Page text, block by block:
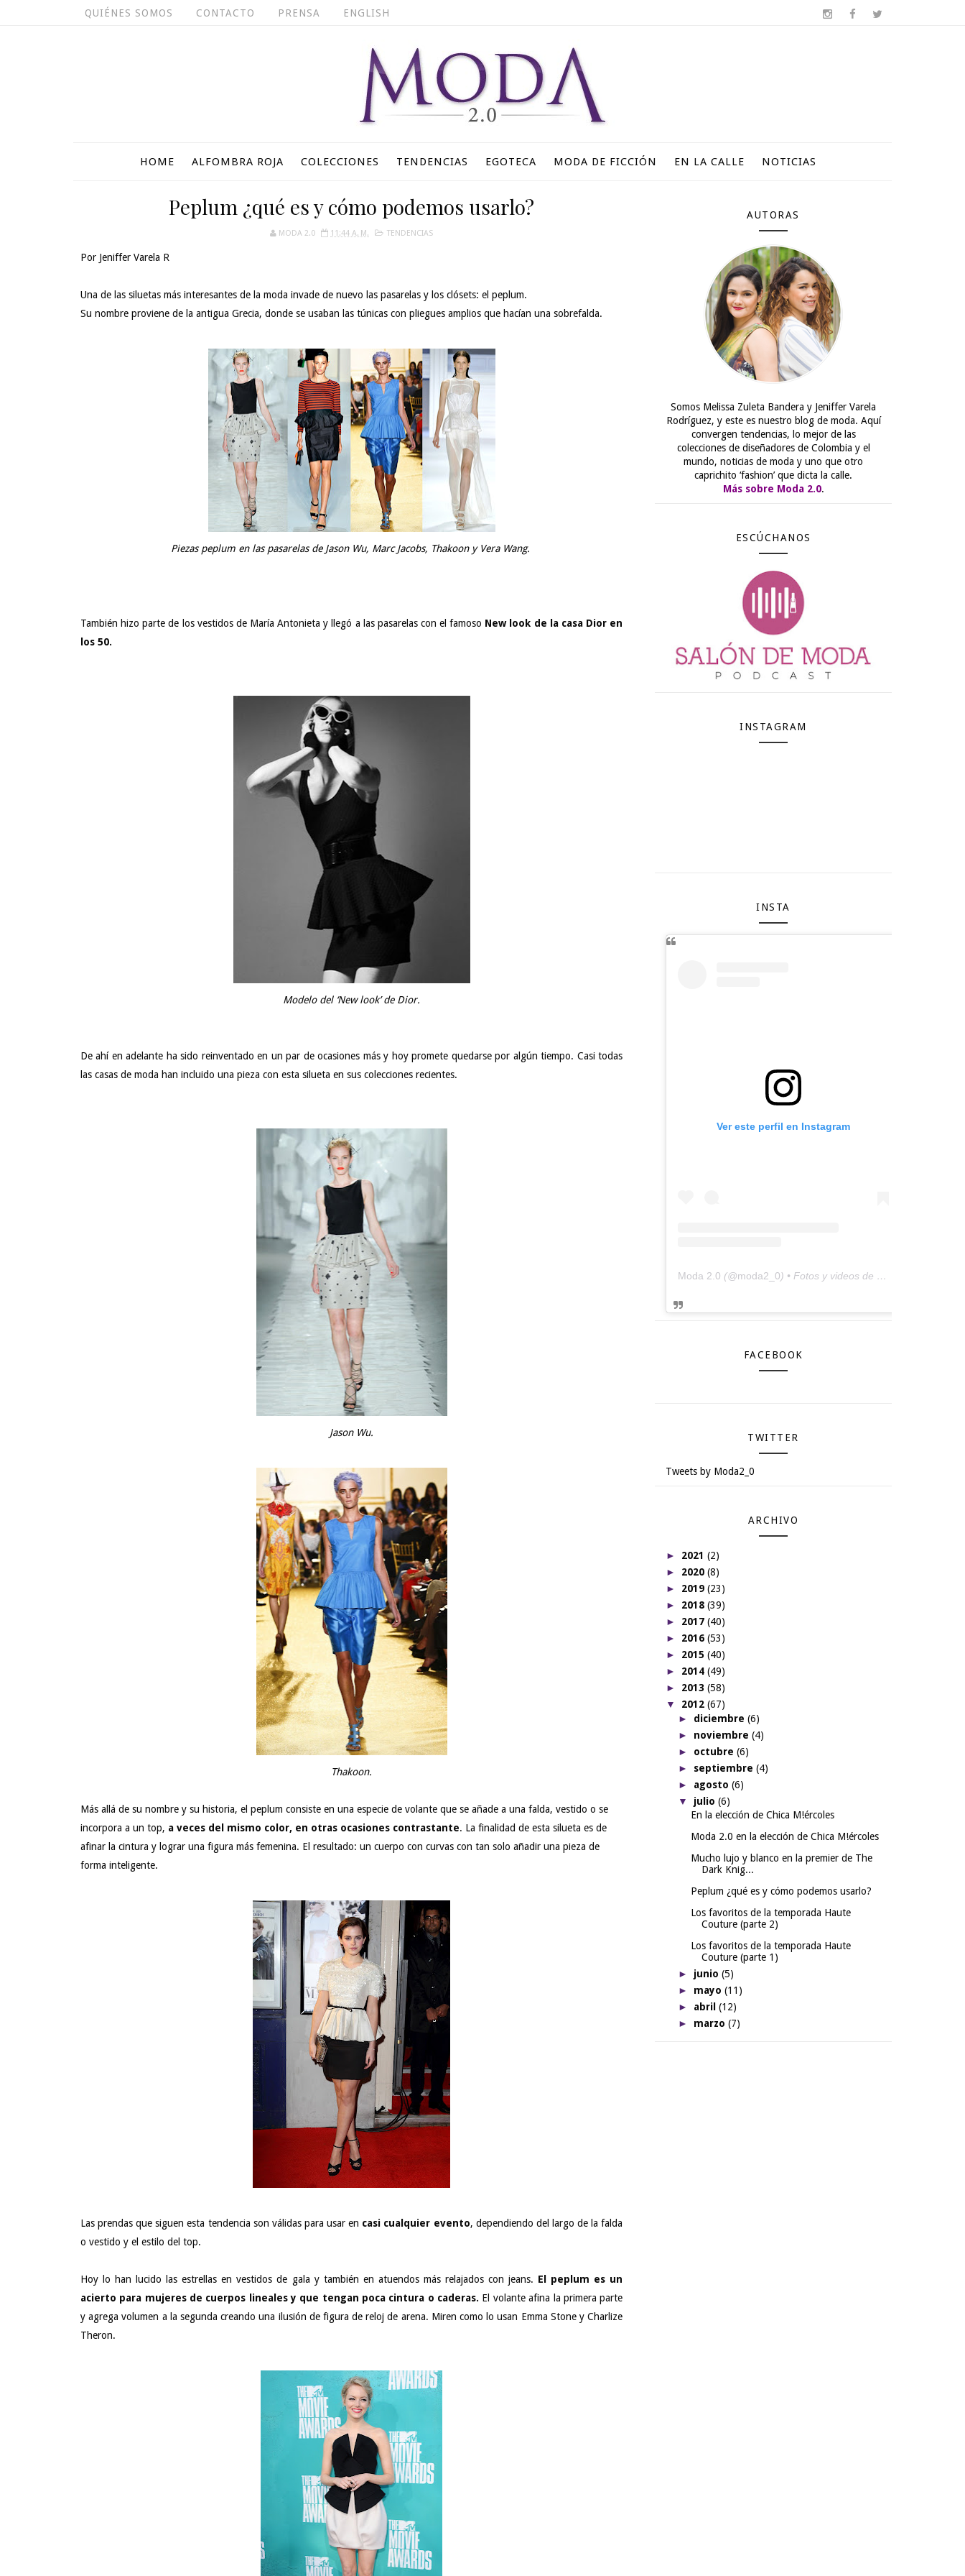
QUIÉNES SOMOS CONTACTO PRENSA ENGLISH
HOME ALFOMBRA ROJA COLECCIONES TENDENCIAS EGOTECA MODA DE FICCIÓN EN LA CALLE NOTICIAS
Peplum ¿qué es y cómo podemos usarlo?
MODA 2.0 11:44 A. M. TENDENCIAS
Por Jeniffer Varela R
Una de las siluetas más interesantes de la moda invade de nuevo las pasarelas y los clósets: el peplum.
Su nombre proviene de la antigua Grecia, donde se usaban las túnicas con pliegues amplios que hacían una sobrefalda.
Piezas peplum en las pasarelas de Jason Wu, Marc Jacobs, Thakoon y Vera Wang.
También hizo parte de los vestidos de María Antonieta y llegó a las pasarelas con el famoso New look de la casa Dior en
los 50.
Modelo del ‘New look’ de Dior.
De ahí en adelante ha sido reinventado en un par de ocasiones más y hoy promete quedarse por algún tiempo. Casi todas
las casas de moda han incluido una pieza con esta silueta en sus colecciones recientes.
Jason Wu.
Thakoon.
Más allá de su nombre y su historia, el peplum consiste en una especie de volante que se añade a una falda, vestido o se
incorpora a un top, a veces del mismo color, en otras ocasiones contrastante. La finalidad de esta silueta es de
afinar la cintura y lograr una figura más femenina. El resultado: un cuerpo con curvas con tan solo añadir una pieza de
forma inteligente.
Las prendas que siguen esta tendencia son válidas para usar en casi cualquier evento, dependiendo del largo de la falda
o vestido y el estilo del top.
Hoy lo han lucido las estrellas en vestidos de gala y también en atuendos más relajados con jeans. El peplum es un
acierto para mujeres de cuerpos lineales y que tengan poca cintura o caderas. El volante afina la primera parte
y agrega volumen a la segunda creando una ilusión de figura de reloj de arena. Miren como lo usan Emma Stone y Charlize
Theron.
AUTORAS
Somos Melissa Zuleta Bandera y Jeniffer Varela
Rodríguez, y este es nuestro blog de moda. Aquí
convergen tendencias, lo mejor de las
colecciones de diseñadores de Colombia y el
mundo, noticias de moda y uno que otro
caprichito ‘fashion’ que dicta la calle.
Más sobre Moda 2.0.
ESCÚCHANOS
INSTAGRAM
INSTA
Ver este perfil en Instagram
Moda 2.0 (@moda2_0) • Fotos y videos de Instagram
FACEBOOK
TWITTER
Tweets by Moda2_0
ARCHIVO
► 2021 (2)
► 2020 (8)
► 2019 (23)
► 2018 (39)
► 2017 (40)
► 2016 (53)
► 2015 (40)
► 2014 (49)
► 2013 (58)
▼ 2012 (67)
► diciembre (6)
► noviembre (4)
► octubre (6)
► septiembre (4)
► agosto (6)
▼ julio (6)
En la elección de Chica M!ércoles
Moda 2.0 en la elección de Chica M!ércoles
Mucho lujo y blanco en la premier de The
Dark Knig...
Peplum ¿qué es y cómo podemos usarlo?
Los favoritos de la temporada Haute
Couture (parte 2)
Los favoritos de la temporada Haute
Couture (parte 1)
► junio (5)
► mayo (11)
► abril (12)
► marzo (7)